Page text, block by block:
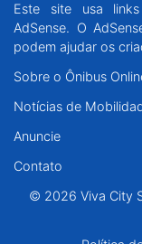
Este site usa
AdSense. O
podem ajudar os
Sobre o Ônibus
Notícias de
Anuncie
Contato
© 2026 Viva City